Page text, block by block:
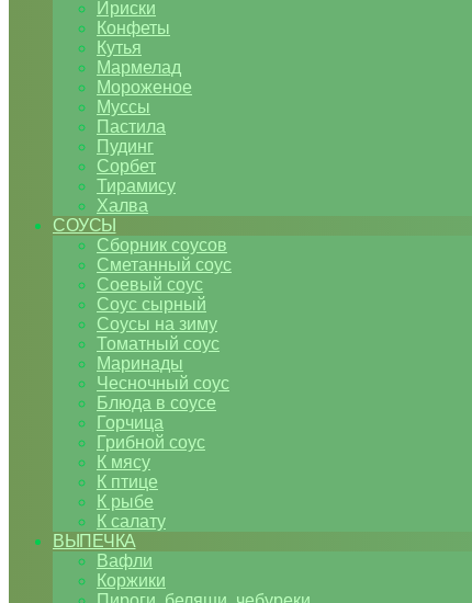
Ириски
Конфеты
Кутья
Мармелад
Мороженое
Муссы
Пастила
Пудинг
Сорбет
Тирамису
Халва
СОУСЫ
Сборник соусов
Сметанный соус
Соевый соус
Соус сырный
Соусы на зиму
Томатный соус
Маринады
Чесночный соус
Блюда в соусе
Горчица
Грибной соус
К мясу
К птице
К рыбе
К салату
ВЫПЕЧКА
Вафли
Коржики